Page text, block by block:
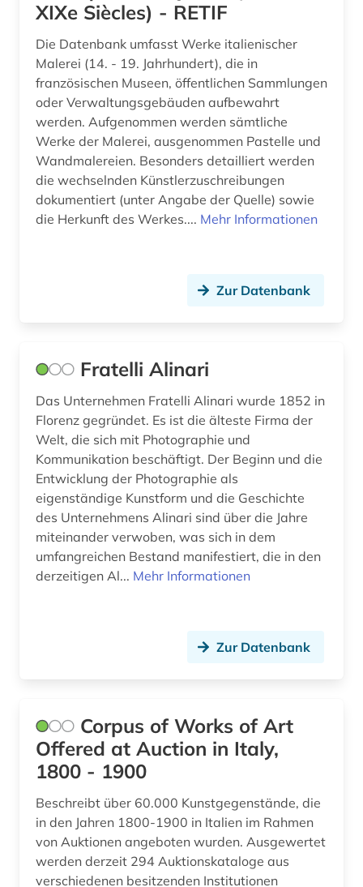
XIXe Siècles) - RETIF
Die Datenbank umfasst Werke italienischer
Malerei (14. - 19. Jahrhundert), die in
französischen Museen, öffentlichen Sammlungen
oder Verwaltungsgebäuden aufbewahrt
werden. Aufgenommen werden sämtliche
Werke der Malerei, ausgenommen Pastelle und
Wandmalereien. Besonders detailliert werden
die wechselnden Künstlerzuschreibungen
dokumentiert (unter Angabe der Quelle) sowie
die Herkunft des Werkes.... Mehr Informationen
Zur Datenbank
Fratelli Alinari
Das Unternehmen Fratelli Alinari wurde 1852 in
Florenz gegründet. Es ist die älteste Firma der
Welt, die sich mit Photographie und
Kommunikation beschäftigt. Der Beginn und die
Entwicklung der Photographie als
eigenständige Kunstform und die Geschichte
des Unternehmens Alinari sind über die Jahre
miteinander verwoben, was sich in dem
umfangreichen Bestand manifestiert, die in den
derzeitigen Al... Mehr Informationen
Zur Datenbank
Corpus of Works of Art
Offered at Auction in Italy,
1800 - 1900
Beschreibt über 60.000 Kunstgegenstände, die
in den Jahren 1800-1900 in Italien im Rahmen
von Auktionen angeboten wurden. Ausgewertet
werden derzeit 294 Auktionskataloge aus
verschiedenen besitzenden Institutionen